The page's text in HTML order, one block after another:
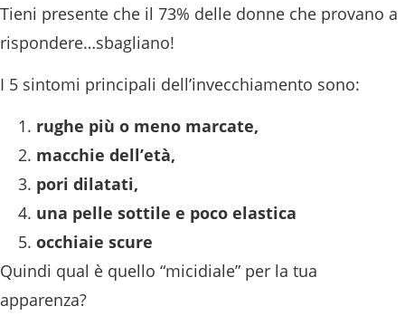
Tieni presente che il 73% delle donne che provano a
rispondere…sbagliano!
I 5 sintomi principali dell’invecchiamento sono:
rughe più o meno marcate,
macchie dell’età,
pori dilatati,
una pelle sottile e poco elastica
occhiaie scure
Quindi qual è quello “micidiale” per la tua
apparenza?